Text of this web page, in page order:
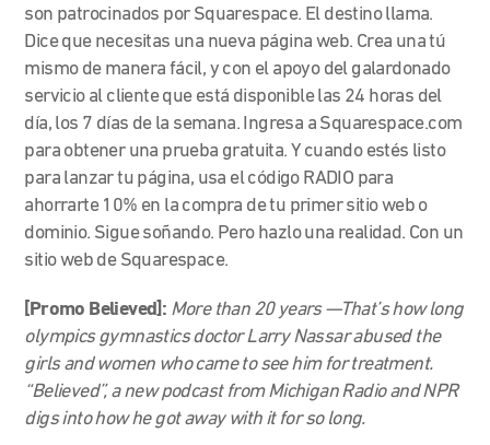
son patrocinados por Squarespace. El destino llama.
Dice que necesitas una nueva página web. Crea una tú
mismo de manera fácil, y con el apoyo del galardonado
servicio al cliente que está disponible las 24 horas del
día, los 7 días de la semana. Ingresa a Squarespace.com
para obtener una prueba gratuita. Y cuando estés listo
para lanzar tu página, usa el código RADIO para
ahorrarte 10% en la compra de tu primer sitio web o
dominio. Sigue soñando. Pero hazlo una realidad. Con un
sitio web de Squarespace.
[Promo Believed]: More than 20 years—That’s how long
olympics gymnastics doctor Larry Nassar abused the
girls and women who came to see him for treatment.
“Believed”, a new podcast from Michigan Radio and NPR
digs into how he got away with it for so long.